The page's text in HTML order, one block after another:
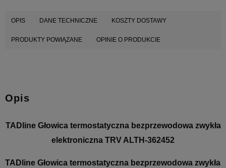
OPIS DANE TECHNICZNE KOSZTY DOSTAWY
PRODUKTY POWIĄZANE OPINIE O PRODUKCIE
Opis
TADline Głowica termostatyczna bezprzewodowa zwykła
elektroniczna TRV ALTH-362452
TADline Głowica termostatyczna bezprzewodowa zwykła